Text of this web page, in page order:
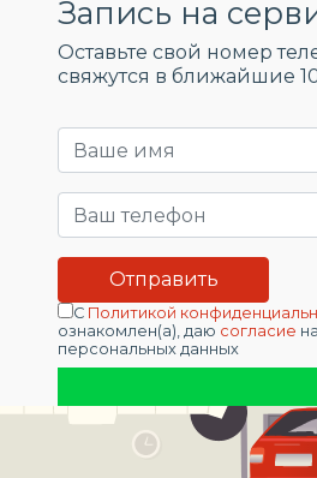
Запись на
Оставьте свой номер
свяжутся в ближайшие
С Политикой
ознакомлен(а), даю согласие
персональных данных